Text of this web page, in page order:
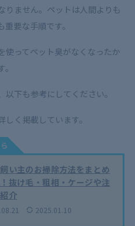
りません。ペットは人間よりも
要な手順です。
使ってペット臭がなくなったか
下も参考にしてください。
く掲載しています。
い主のお掃除方法をまとめ
抜け毛・粗相・ケージや注
介
2025.01.10